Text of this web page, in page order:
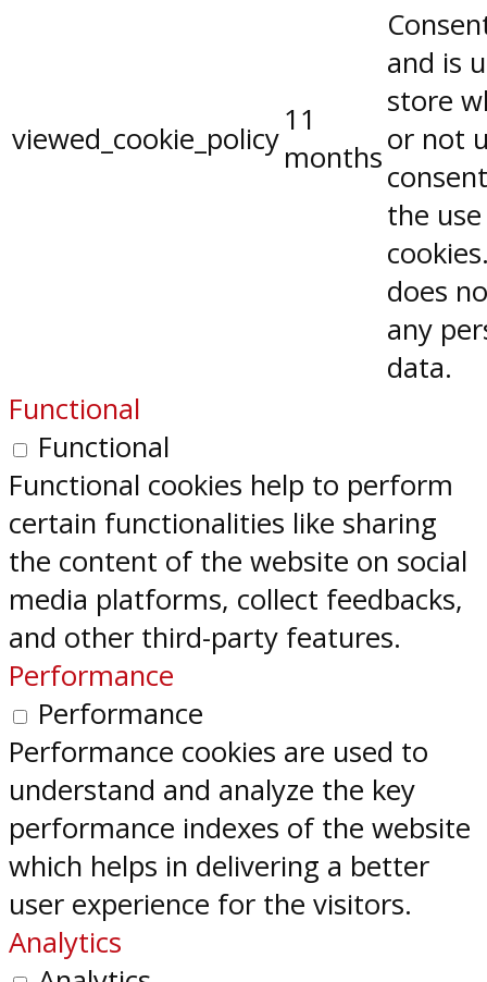
viewed_cookie_policy
11
months
and is
store
or not
the
does
any
data.
Functional
Functional
Functional cookies help to perform
certain functionalities like sharing
the content of the website on social
media platforms, collect feedbacks,
and other third-party features.
Performance
Performance
Performance cookies are used to
understand and analyze the key
performance indexes of the website
which helps in delivering a better
user experience for the visitors.
Analytics